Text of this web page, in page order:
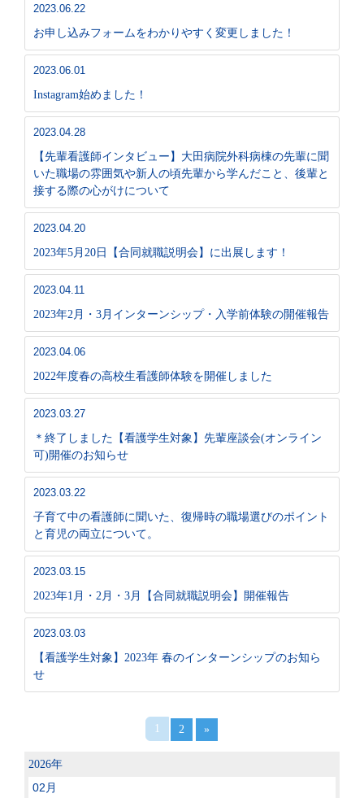
2023.06.22
お申し込みフォームをわかりやすく変更しました！
2023.06.01
Instagram始めました！
2023.04.28
【先輩看護師インタビュー】大田病院外科病棟の先輩に聞
いた職場の雰囲気や新人の頃先輩から学んだこと、後輩と
接する際の心がけについて
2023.04.20
2023年5月20日【合同就職説明会】に出展します！
2023.04.11
2023年2月・3月インターンシップ・入学前体験の開催報告
2023.04.06
2022年度春の高校生看護師体験を開催しました
2023.03.27
＊終了しました【看護学生対象】先輩座談会(オンライン
可)開催のお知らせ
2023.03.22
子育て中の看護師に聞いた、復帰時の職場選びのポイント
と育児の両立について。
2023.03.15
2023年1月・2月・3月【合同就職説明会】開催報告
2023.03.03
【看護学生対象】2023年 春のインターンシップのお知ら
せ
1 2 »
2026年
02月